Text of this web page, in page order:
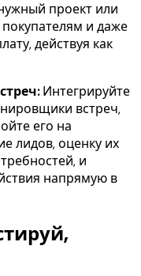
проект или
и даже
действуя как
Интегрируйте
встреч,
его на
лидов, оценку их
и
напрямую в